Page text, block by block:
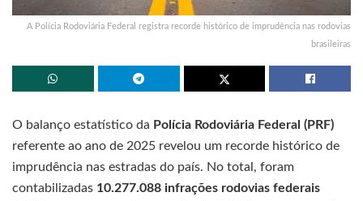
A Polícia Rodoviária Federal registra recorde histórico de imprudência nas rodovias
brasileiras
O balanço estatístico da Polícia Rodoviária Federal (PRF)
referente ao ano de 2025 revelou um recorde histórico de
imprudência nas estradas do país. No total, foram
contabilizadas 10.277.088 infrações rodovias federais